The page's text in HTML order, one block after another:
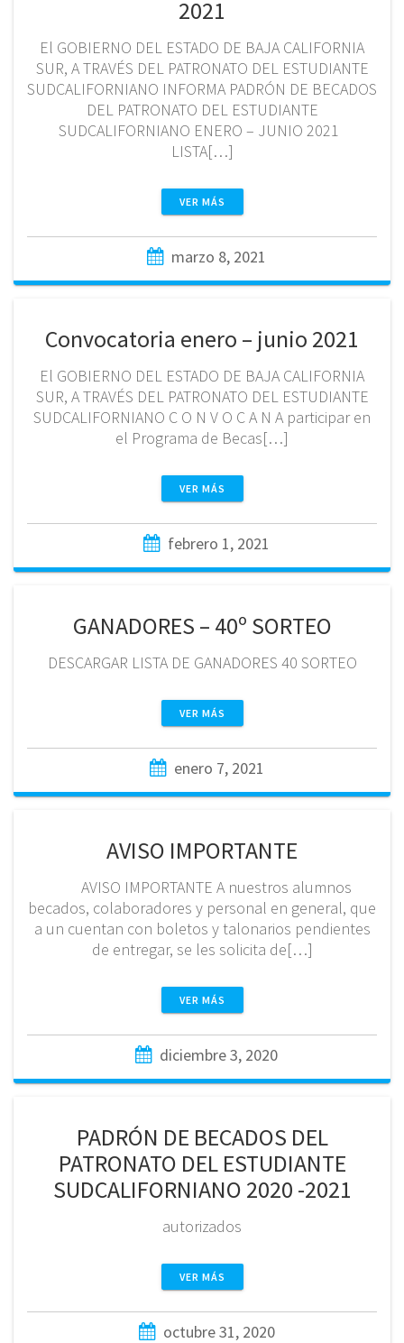
2021
El GOBIERNO DEL ESTADO DE BAJA CALIFORNIA
SUR, A TRAVÉS DEL PATRONATO DEL ESTUDIANTE
SUDCALIFORNIANO INFORMA PADRÓN DE BECADOS
DEL PATRONATO DEL ESTUDIANTE
SUDCALIFORNIANO ENERO – JUNIO 2021
LISTA[…]
VER MÁS
marzo 8, 2021
Convocatoria enero – junio 2021
El GOBIERNO DEL ESTADO DE BAJA CALIFORNIA
SUR, A TRAVÉS DEL PATRONATO DEL ESTUDIANTE
SUDCALIFORNIANO C O N V O C A N A participar en
el Programa de Becas[…]
VER MÁS
febrero 1, 2021
GANADORES – 40º SORTEO
DESCARGAR LISTA DE GANADORES 40 SORTEO
VER MÁS
enero 7, 2021
AVISO IMPORTANTE
AVISO IMPORTANTE A nuestros alumnos
becados, colaboradores y personal en general, que
a un cuentan con boletos y talonarios pendientes
de entregar, se les solicita de[…]
VER MÁS
diciembre 3, 2020
PADRÓN DE BECADOS DEL
PATRONATO DEL ESTUDIANTE
SUDCALIFORNIANO 2020 -2021
autorizados
VER MÁS
octubre 31, 2020